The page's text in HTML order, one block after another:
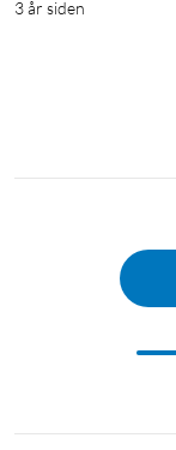
3 år siden